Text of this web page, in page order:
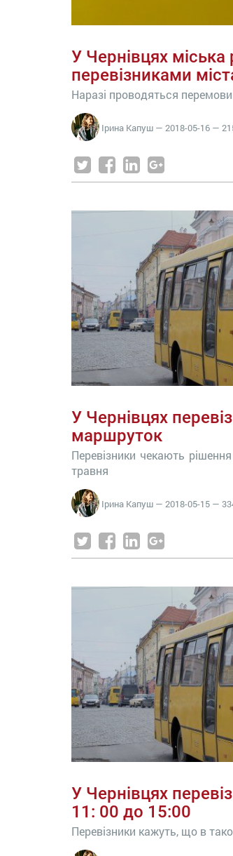
У Чернівцях міська
перевізниками
Наразі проводяться
Ірина Капуш — 2018-05-16 —
У Чернівцях
маршруток
Перевізники чекають
травня
Ірина Капуш — 2018-05-15 —
У Чернівцях
11: 00 до 15:00
Перевізники кажуть, що в